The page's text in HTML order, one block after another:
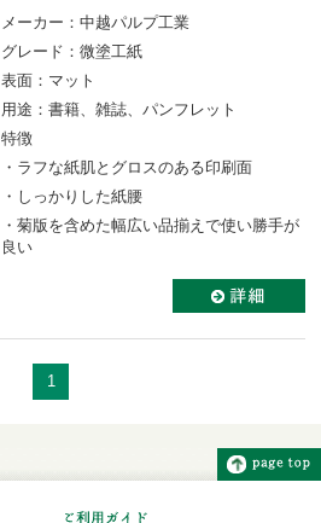
メーカー：中越パルプ工業
グレード：微塗工紙
表面：マット
用途：書籍、雑誌、パンフレット
特徴
・ラフな紙肌とグロスのある印刷面
・しっかりした紙腰
・菊版を含めた幅広い品揃えで使い勝手が
良い
1